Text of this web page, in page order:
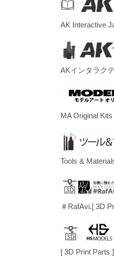
AK Interactive
AKインタラク
MA Original
Tools &
＃RafAvi.[ 3D
[ 3D Print Parts ]